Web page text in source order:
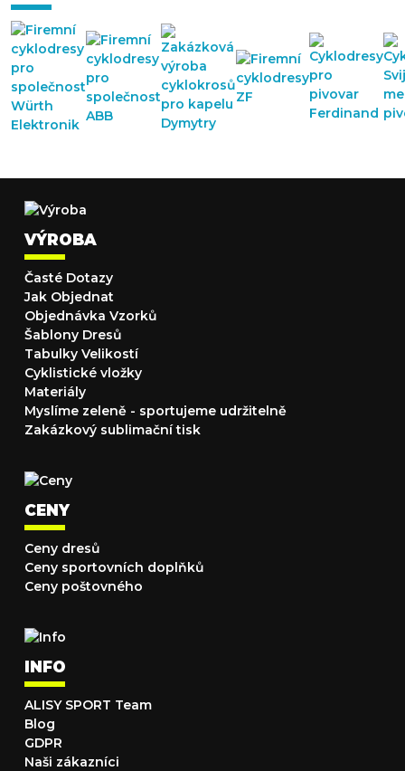
VÝROBA
Časté Dotazy
Jak Objednat
Objednávka Vzorků
Šablony Dresů
Tabulky Velikostí
Cyklistické vložky
Materiály
Myslíme zeleně - sportujeme udržitelně
Zakázkový sublimační tisk
CENY
Ceny dresů
Ceny sportovních doplňků
Ceny poštovného
INFO
ALISY SPORT Team
Blog
GDPR
Naši zákazníci